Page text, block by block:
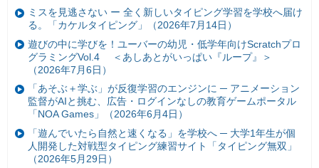
ミスを見逃さない ー 全く新しいタイピング学習を学校へ届け
る。「カケルタイピング」（2026年7月14日）
遊びの中に学びを！ユーバーの幼児・低学年向けScratchプロ
グラミングVol.4 ＜あしあとがいっぱい『ループ』＞
（2026年7月6日）
「あそぶ＋学ぶ」が反復学習のエンジンに ─ アニメーション
監督がAIと挑む、広告・ログインなしの教育ゲームポータル
「NOA Games」（2026年6月4日）
「遊んでいたら自然と速くなる」を学校へ ─ 大学1年生が個
人開発した対戦型タイピング練習サイト「タイピング無双」
（2026年5月29日）